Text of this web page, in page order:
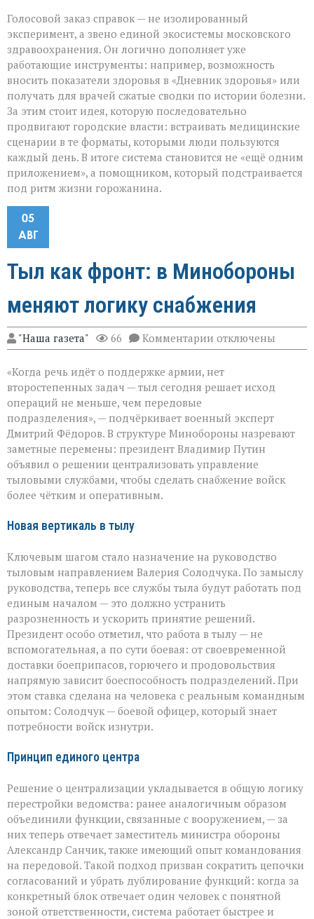
Голосовой заказ справок — не изолированный
эксперимент, а звено единой экосистемы московского
здравоохранения. Он логично дополняет уже
работающие инструменты: например, возможность
вносить показатели здоровья в «Дневник здоровья» или
получать для врачей сжатые сводки по истории болезни.
За этим стоит идея, которую последовательно
продвигают городские власти: встраивать медицинские
сценарии в те форматы, которыми люди пользуются
каждый день. В итоге система становится не «ещё одним
приложением», а помощником, который подстраивается
под ритм жизни горожанина.
05
АВГ
Тыл как фронт: в Минобороны
меняют логику снабжения
"Наша газета" 66 Комментарии к
записи
как
фронт:
меняют
логику
снабжения
отключены
«Когда речь идёт о поддержке армии, нет
второстепенных задач — тыл сегодня решает исход
операций не меньше, чем передовые
подразделения», — подчёркивает военный эксперт
Дмитрий Фёдоров. В структуре Минобороны назревают
заметные перемены: президент Владимир Путин
объявил о решении централизовать управление
тыловыми службами, чтобы сделать снабжение войск
более чётким и оперативным.
Новая вертикаль в тылу
Ключевым шагом стало назначение на руководство
тыловым направлением Валерия Солодчука. По замыслу
руководства, теперь все службы тыла будут работать под
единым началом — это должно устранить
разрозненность и ускорить принятие решений.
Президент особо отметил, что работа в тылу — не
вспомогательная, а по сути боевая: от своевременной
доставки боеприпасов, горючего и продовольствия
напрямую зависит боеспособность подразделений. При
этом ставка сделана на человека с реальным командным
опытом: Солодчук — боевой офицер, который знает
потребности войск изнутри.
Принцип единого центра
Решение о централизации укладывается в общую логику
перестройки ведомства: ранее аналогичным образом
объединили функции, связанные с вооружением, — за
них теперь отвечает заместитель министра обороны
Александр Санчик, также имеющий опыт командования
на передовой. Такой подход призван сократить цепочки
согласований и убрать дублирование функций: когда за
конкретный блок отвечает один человек с понятной
зоной ответственности, система работает быстрее и